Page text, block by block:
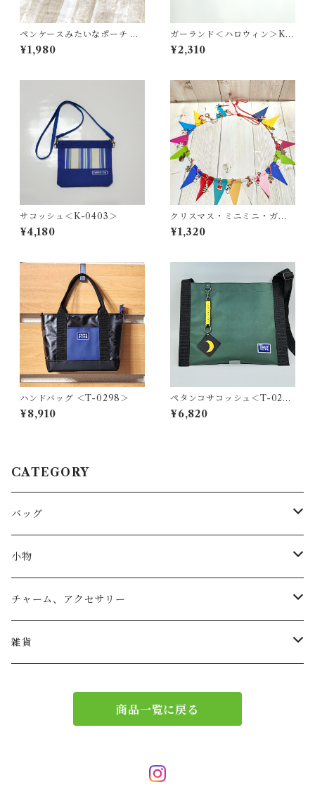
ペンケースみたいなポーチ ＜
K-0663＞
¥1,980
ガーランド＜ハロウィン＞K-
0467-Y
¥2,310
サコッシュ＜K-0403＞
¥4,180
クリスマス・ミニミニ・ガー
ランド ＜K-0686＞
¥1,320
ハンドバッグ ＜T-0298＞
¥8,910
ペタンコサコッシュ＜T-0280
＞
¥6,820
CATEGORY
バッグ
トートバッグ
リュック
ショルダー
小物
小物入れ
チャーム、アクセサリー
バッグチャーム
雑貨
商品一覧に戻る